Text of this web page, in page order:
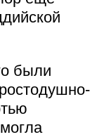
были